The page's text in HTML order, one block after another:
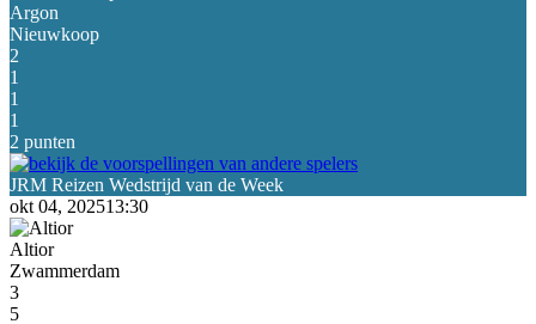
Argon
Nieuwkoop
2
1
1
1
2 punten
okt 04, 202513:30
Altior
Zwammerdam
3
5